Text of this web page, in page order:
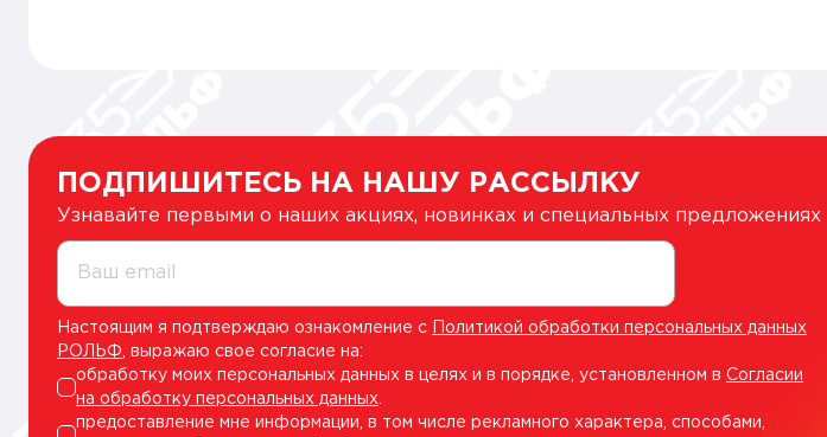
ПОДПИШИТЕСЬ НА НАШУ РАССЫЛКУ
Узнавайте первыми о наших акциях, новинках и специальных предложениях
Ваш email
Настоящим я подтверждаю ознакомление с
Политикой обработки персональных данных
РОЛЬФ , выражаю свое согласие на:
обработку моих персональных данных в целях и в порядке, установленном в Согласии
на обработку персональных данных
предоставление мне информации, в том числе рекламного характера, способами,